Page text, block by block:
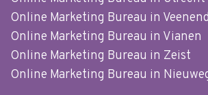
Online Marketing Bureau in
Online Marketing Bureau in Vianen
Online Marketing Bureau in Zeist
Online Marketing Bureau in